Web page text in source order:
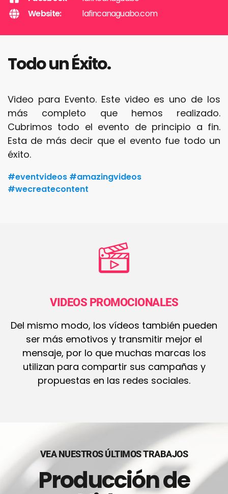
Website:
lafincanaguabo.com
Todo un Éxito.
Video para Evento. Este video es uno de los
más completo que hemos realizado.
Cubrimos todo el evento de principio a fin.
Esta de más decir que el evento fue todo un
éxito.
#eventvideos #amazingvideos
#wecreatecontent
VIDEOS PROMOCIONALES
Del mismo modo, los vídeos también pueden
ser más emotivos y transmitir mejor el
mensaje, por lo que muchas marcas los
utilizan para compartir sus campañas y
propuestas en las redes sociales.
VEA NUESTROS ÚLTIMOS TRABAJOS
Producción de